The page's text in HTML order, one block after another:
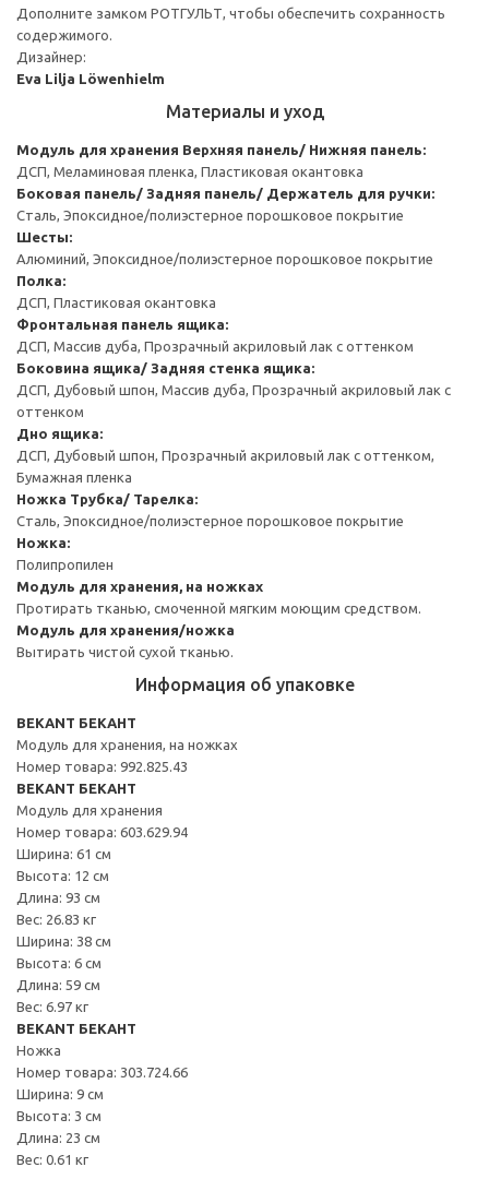
Дополните замком РОТГУЛЬТ, чтобы обеспечить сохранность
содержимого.
Дизайнер:
Eva Lilja Löwenhielm
Материалы и уход
Модуль для хранения Верхняя панель/ Нижняя панель:
ДСП, Меламиновая пленка, Пластиковая окантовка
Боковая панель/ Задняя панель/ Держатель для ручки:
Сталь, Эпоксидное/полиэстерное порошковое покрытие
Шесты:
Алюминий, Эпоксидное/полиэстерное порошковое покрытие
Полка:
ДСП, Пластиковая окантовка
Фронтальная панель ящика:
ДСП, Массив дуба, Прозрачный акриловый лак с оттенком
Боковина ящика/ Задняя стенка ящика:
ДСП, Дубовый шпон, Массив дуба, Прозрачный акриловый лак с
оттенком
Дно ящика:
ДСП, Дубовый шпон, Прозрачный акриловый лак с оттенком,
Бумажная пленка
Ножка Трубка/ Тарелка:
Сталь, Эпоксидное/полиэстерное порошковое покрытие
Ножка:
Полипропилен
Модуль для хранения, на ножках
Протирать тканью, смоченной мягким моющим средством.
Модуль для хранения/ножка
Вытирать чистой сухой тканью.
Информация об упаковке
BEKANT БЕКАНТ
Модуль для хранения, на ножках
Номер товара: 992.825.43
BEKANT БЕКАНТ
Модуль для хранения
Номер товара: 603.629.94
Ширина: 61 см
Высота: 12 см
Длина: 93 см
Вес: 26.83 кг
Ширина: 38 см
Высота: 6 см
Длина: 59 см
Вес: 6.97 кг
BEKANT БЕКАНТ
Ножка
Номер товара: 303.724.66
Ширина: 9 см
Высота: 3 см
Длина: 23 см
Вес: 0.61 кг